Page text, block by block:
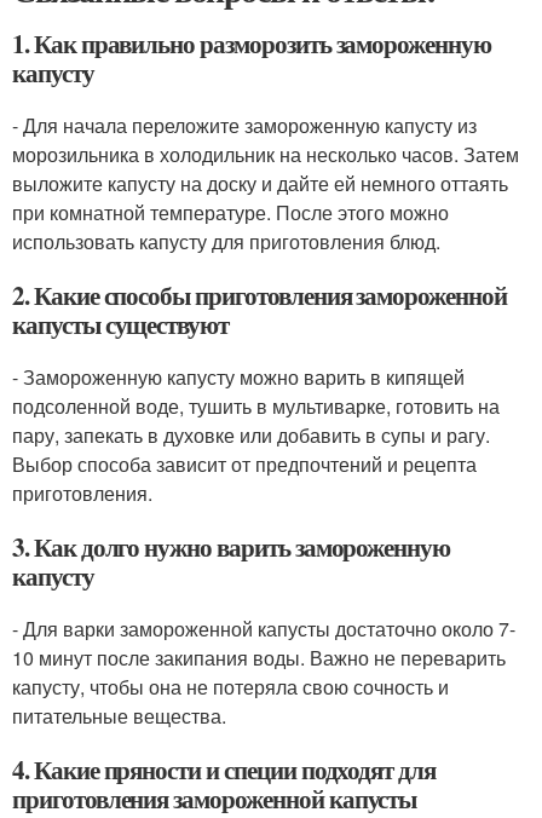
1. Как правильно разморозить замороженную
капусту
- Для начала переложите замороженную капусту из
морозильника в холодильник на несколько часов. Затем
выложите капусту на доску и дайте ей немного оттаять
при комнатной температуре. После этого можно
использовать капусту для приготовления блюд.
2. Какие способы приготовления замороженной
капусты существуют
- Замороженную капусту можно варить в кипящей
подсоленной воде, тушить в мультиварке, готовить на
пару, запекать в духовке или добавить в супы и рагу.
Выбор способа зависит от предпочтений и рецепта
приготовления.
3. Как долго нужно варить замороженную
капусту
- Для варки замороженной капусты достаточно около 7-
10 минут после закипания воды. Важно не переварить
капусту, чтобы она не потеряла свою сочность и
питательные вещества.
4. Какие пряности и специи подходят для
приготовления замороженной капусты